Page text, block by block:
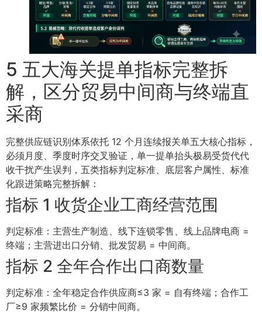
5 五大海关提单指标完整拆
解，区分贸易中间商与终端直
采商
完整供应链识别体系依托 12 个月连续报关单五大核心指标，
必须月度、季度时序交叉验证，单一提单抬头极易受货代代
收干扰产生误判，五类指标判定标准、底层客户属性、标准
化跟进策略完整拆解：
指标 1 收货企业工商经营范围
判定标准：主营生产制造、线下连锁零售、线上品牌电商 =
终端；主营进出口分销、批发贸易 = 中间商。
指标 2 全年合作出口商数量
判定标准：全年稳定合作供应商≤3 家 = 自有终端；合作工
厂≥9 家频繁比价 = 分销中间商。